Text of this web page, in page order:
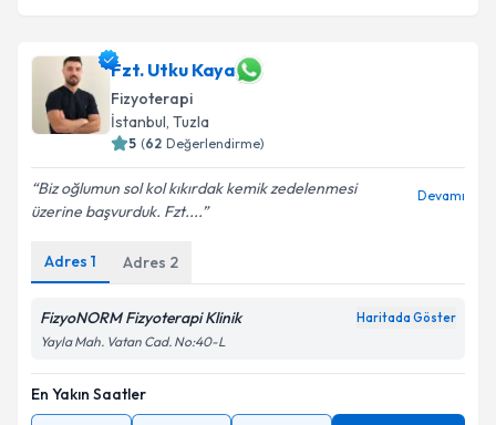
Fzt. Utku Kaya
Fizyoterapi
İstanbul, Tuzla
5 (62 Değerlendirme)
Biz oğlumun sol kol kıkırdak kemik zedelenmesi
üzerine başvurduk. Fzt....
Devamı
Adres 1 Adres 2
FizyoNORM Fizyoterapi Klinik Haritada Göster
Yayla Mah. Vatan Cad. No:40-L
En Yakın Saatler